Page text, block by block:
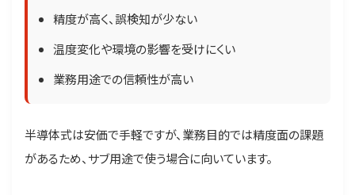
精度が高く、誤検知が少ない
温度変化や環境の影響を受けにくい
業務用途での信頼性が高い
半導体式は安価で手軽ですが、業務目的では精度面の課題
があるため、サブ用途で使う場合に向いています。